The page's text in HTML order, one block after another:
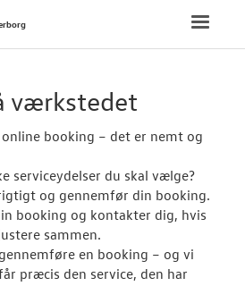
NYE VAREBILER
BRUGTE BILER
VÆRKSTED
Toggle
værkstedet
booking – det er nemt og
serviceydelser du skal vælge?
og gennemfør din booking.
booking og kontakter dig, hvis
sammen.
en booking – og vi
præcis den service, den har